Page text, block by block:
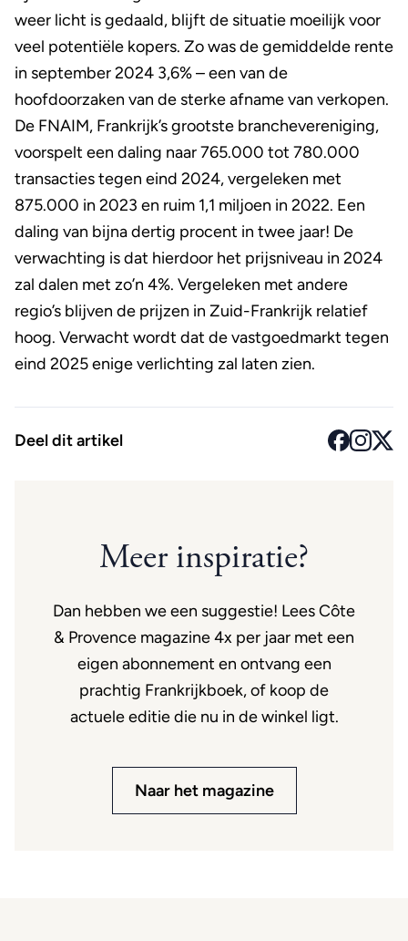
weer licht is gedaald, blijft de situatie moeilijk voor
veel potentiële kopers. Zo was de gemiddelde rente
in september 2024 3,6% – een van de
hoofdoorzaken van de sterke afname van verkopen.
De FNAIM, Frankrijk’s grootste branchevereniging,
voorspelt een daling naar 765.000 tot 780.000
transacties tegen eind 2024, vergeleken met
875.000 in 2023 en ruim 1,1 miljoen in 2022. Een
daling van bijna dertig procent in twee jaar! De
verwachting is dat hierdoor het prijsniveau in 2024
zal dalen met zo’n 4%. Vergeleken met andere
regio’s blijven de prijzen in Zuid-Frankrijk relatief
hoog. Verwacht wordt dat de vastgoedmarkt tegen
eind 2025 enige verlichting zal laten zien.
Deel dit artikel
Meer inspiratie?
Dan hebben we een suggestie! Lees Côte
& Provence magazine 4x per jaar met een
eigen abonnement en ontvang een
prachtig Frankrijkboek, of koop de
actuele editie die nu in de winkel ligt.
Naar het magazine